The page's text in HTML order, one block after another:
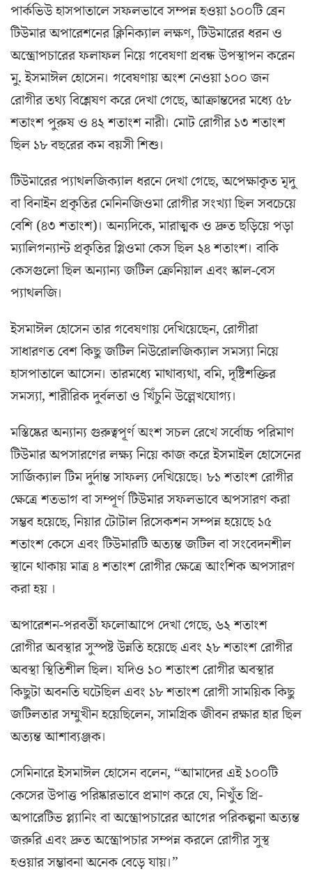
পার্কভিউ হাসপাতালে সফলভাবে সম্পন্ন হওয়া ১০০টি ব্রেন
টিউমার অপারেশনের ক্লিনিক্যাল লক্ষণ, টিউমারের ধরন ও
অস্ত্রোপচারের ফলাফল নিয়ে গবেষণা প্রবন্ধ উপস্থাপন করেন
মু. ইসমাঈল হোসেন। গবেষণায় অংশ নেওয়া ১০০ জন
রোগীর তথ্য বিশ্লেষণ করে দেখা গেছে, আক্রান্তদের মধ্যে ৫৮
শতাংশ পুরুষ ও ৪২ শতাংশ নারী। মোট রোগীর ১৩ শতাংশ
ছিল ১৮ বছরের কম বয়সী শিশু।
টিউমারের প্যাথলজিক্যাল ধরনে দেখা গেছে, অপেক্ষাকৃত মৃদু
বা বিনাইন প্রকৃতির মেনিনজিওমা রোগীর সংখ্যা ছিল সবচেয়ে
বেশি (৪৩ শতাংশ)। অন্যদিকে, মারাত্মক ও দ্রুত ছড়িয়ে পড়া
ম্যালিগন্যান্ট প্রকৃতির গ্লিওমা কেস ছিল ২৪ শতাংশ। বাকি
কেসগুলো ছিল অন্যান্য জটিল ক্রেনিয়াল এবং স্কাল-বেস
প্যাথলজি।
ইসমাঈল হোসেন তার গবেষণায় দেখিয়েছেন, রোগীরা
সাধারণত বেশ কিছু জটিল নিউরোলজিক্যাল সমস্যা নিয়ে
হাসপাতালে আসেন। তারমধ্যে মাথাব্যথা, বমি, দৃষ্টিশক্তির
সমস্যা, শারীরিক দুর্বলতা ও খিঁচুনি উল্লেখযোগ্য।
মস্তিষ্কের অন্যান্য গুরুত্বপূর্ণ অংশ সচল রেখে সর্বোচ্চ পরিমাণ
টিউমার অপসারণের লক্ষ্য নিয়ে কাজ করে ইসমাইল হোসেনের
সার্জিক্যাল টিম দুর্দান্ত সাফল্য দেখিয়েছে। ৮১ শতাংশ রোগীর
ক্ষেত্রে শতভাগ বা সম্পূর্ণ টিউমার সফলভাবে অপসারণ করা
সম্ভব হয়েছে, নিয়ার টোটাল রিসেকশন সম্পন্ন হয়েছে ১৫
শতাংশ কেসে এবং টিউমারটি অত্যন্ত জটিল বা সংবেদনশীল
স্থানে থাকায় মাত্র ৪ শতাংশ রোগীর ক্ষেত্রে আংশিক অপসারণ
করা হয় ।
অপারেশন-পরবর্তী ফলোআপে দেখা গেছে, ৬২ শতাংশ
রোগীর অবস্থার সুস্পষ্ট উন্নতি হয়েছে এবং ২৮ শতাংশ রোগীর
অবস্থা স্থিতিশীল ছিল। যদিও ১০ শতাংশ রোগীর অবস্থার
কিছুটা অবনতি ঘটেছিল এবং ১৮ শতাংশ রোগী সাময়িক কিছু
জটিলতার সম্মুখীন হয়েছিলেন, সামগ্রিক জীবন রক্ষার হার ছিল
অত্যন্ত আশাব্যঞ্জক।
সেমিনারে ইসমাঈল হোসেন বলেন, “আমাদের এই ১০০টি
কেসের উপাত্ত পরিষ্কারভাবে প্রমাণ করে যে, নিখুঁত প্রি-
অপারেটিভ প্ল্যানিং বা অস্ত্রোপচারের আগের পরিকল্পনা অত্যন্ত
জরুরি এবং দ্রুত অস্ত্রোপচার সম্পন্ন করলে রোগীর সুস্থ
হওয়ার সম্ভাবনা অনেক বেড়ে যায়।”